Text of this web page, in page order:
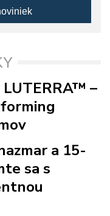
–
a 15-
sa s